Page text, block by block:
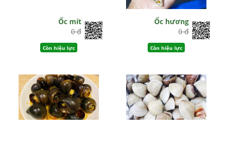
Ốc mít
0 đ
Còn hiệu lực
Ốc hương
0 đ
Còn hiệu lực